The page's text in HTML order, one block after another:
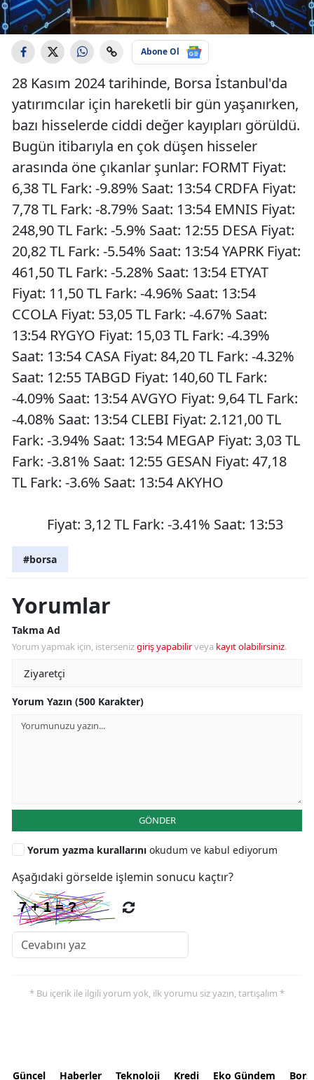
Abone Ol
28 Kasım 2024 tarihinde, Borsa İstanbul'da
yatırımcılar için hareketli bir gün yaşanırken,
bazı hisselerde ciddi değer kayıpları görüldü.
Bugün itibarıyla en çok düşen hisseler
arasında öne çıkanlar şunlar: FORMT Fiyat:
6,38 TL Fark: -9.89% Saat: 13:54 CRDFA Fiyat:
7,78 TL Fark: -8.79% Saat: 13:54 EMNIS Fiyat:
248,90 TL Fark: -5.9% Saat: 12:55 DESA Fiyat:
20,82 TL Fark: -5.54% Saat: 13:54 YAPRK Fiyat:
461,50 TL Fark: -5.28% Saat: 13:54 ETYAT
Fiyat: 11,50 TL Fark: -4.96% Saat: 13:54
CCOLA Fiyat: 53,05 TL Fark: -4.67% Saat:
13:54 RYGYO Fiyat: 15,03 TL Fark: -4.39%
Saat: 13:54 CASA Fiyat: 84,20 TL Fark: -4.32%
Saat: 12:55 TABGD Fiyat: 140,60 TL Fark:
-4.09% Saat: 13:54 AVGYO Fiyat: 9,64 TL Fark:
-4.08% Saat: 13:54 CLEBI Fiyat: 2.121,00 TL
Fark: -3.94% Saat: 13:54 MEGAP Fiyat: 3,03 TL
Fark: -3.81% Saat: 12:55 GESAN Fiyat: 47,18
TL Fark: -3.6% Saat: 13:54 AKYHO
Fiyat: 3,12 TL Fark: -3.41% Saat: 13:53
#borsa
Yorumlar
Takma Ad
Yorum yapmak için, istersenizgiriş yapabilirveya kayıt olabilirsiniz.
Yorum Yazın (500 Karakter)
GÖNDER
Yorum yazma kurallarını okudum ve kabul ediyorum
Aşağıdaki görselde işlemin sonucu kaçtır?
* Bu içerik ile ilgili yorum yok, ilk yorumu siz yazın, tartışalım *
Güncel Haberler Teknoloji Kredi Eko Gündem